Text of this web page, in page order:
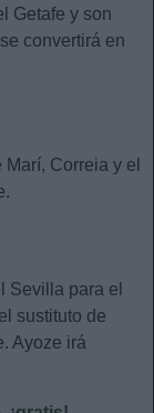
Getafe y son
convertirá en
Correia y el
Sevilla para el
sustituto de
Ayoze irá